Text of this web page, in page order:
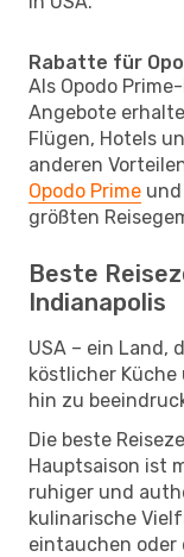
Rabatte für
Als Opodo
Angebote
Flügen, Hotels
anderen
Opodo Prime
größten
Beste
Indianapolis
USA – ein Land,
köstlicher
hin zu
Die beste
Hauptsaison ist
ruhiger und
kulinarische
eintauchen oder